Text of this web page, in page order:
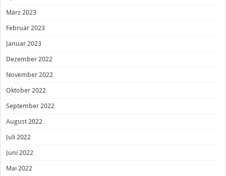
März 2023
Februar 2023
Januar 2023
Dezember 2022
November 2022
Oktober 2022
September 2022
August 2022
Juli 2022
Juni 2022
Mai 2022